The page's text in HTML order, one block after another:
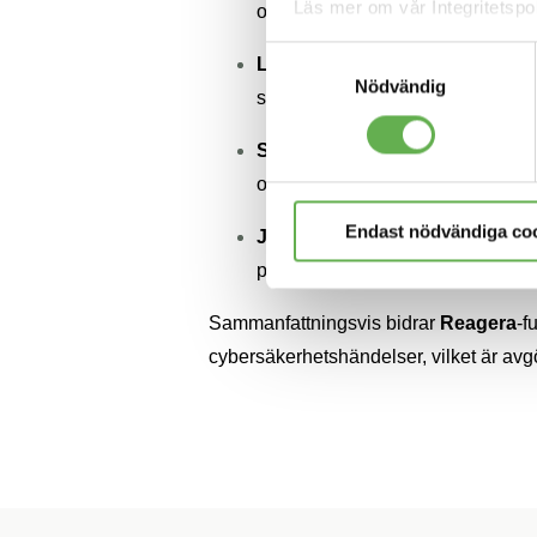
Läs mer om vår
Nödvändig
Endast nödvändiga
organisationen tar säkerhet på
Lärdomar och Förbättringar
säkerhetsstrategier och
Skydd av Varumärke och Rykte
och varumärke, vilket är särskilt
Juridisk och Finansiell Skydd:
påföljder och böter som kan
Sammanfattningsvis bidrar Reagera-
cybersäkerhetshändelser, vilket är